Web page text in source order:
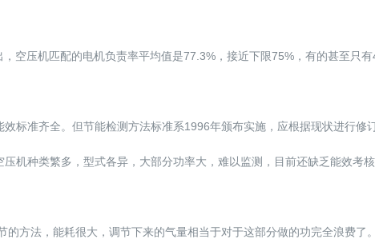
空压机匹配的电机负责率平均值是77.3%，接近下限75%，有的甚至只
效标准齐全。但节能检测方法标准系1996年颁布实施，应根据现状进行修订
机种类繁多，型式各异，大部分功率大，难以监测，目前还缺乏能效考
方法，能耗很大，调节下来的气量相当于对于这部分做的功完全浪费了。